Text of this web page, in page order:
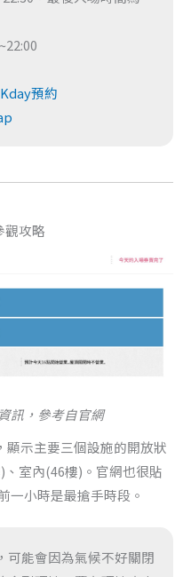
預約
觀攻略
訊，參考自官網
顯示主要三個設施的開放狀
室內(46樓)。官網也很貼
一小時是最搶手時段。
可能會因為氣候不好關閉